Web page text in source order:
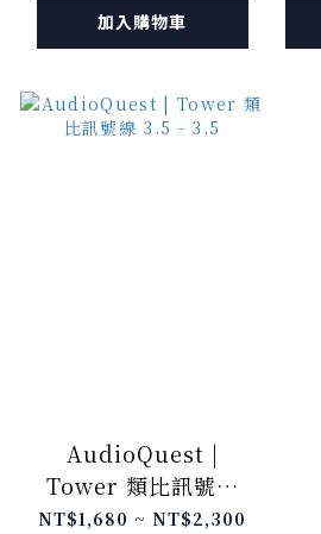
加入購物車
AudioQuest |
Tower 類比訊號線
3.5 - 3.5
NT$1,680 ~ NT$2,300